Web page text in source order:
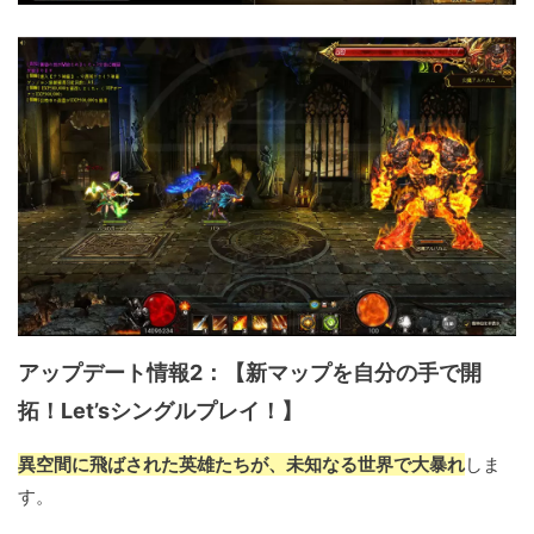
アップデート情報2：【新マップを自分の手で開
拓！Let’sシングルプレイ！】
異空間に飛ばされた英雄たちが、未知なる世界で大暴れしま
す。